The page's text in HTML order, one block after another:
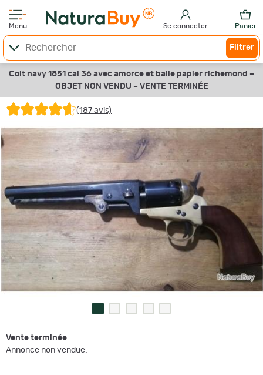
Menu Se connecter Panier
Filtrer
Colt navy 1851 cal 36 avec amorce et balle papier richemond –
OBJET NON VENDU – VENTE TERMINÉE
(187 avis)
Vente terminée
Annonce non vendue.